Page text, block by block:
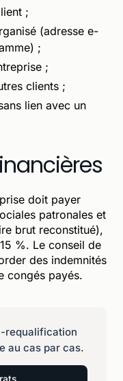
;
(adresse e-
;
;
clients ;
lien avec un
doit payer
patronales et
brut reconstitué),
%. Le conseil de
des indemnités
congés payés.
requalification
au cas par cas.